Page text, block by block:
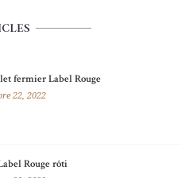
fermier Label Rouge
22, 2022
Rouge rôti